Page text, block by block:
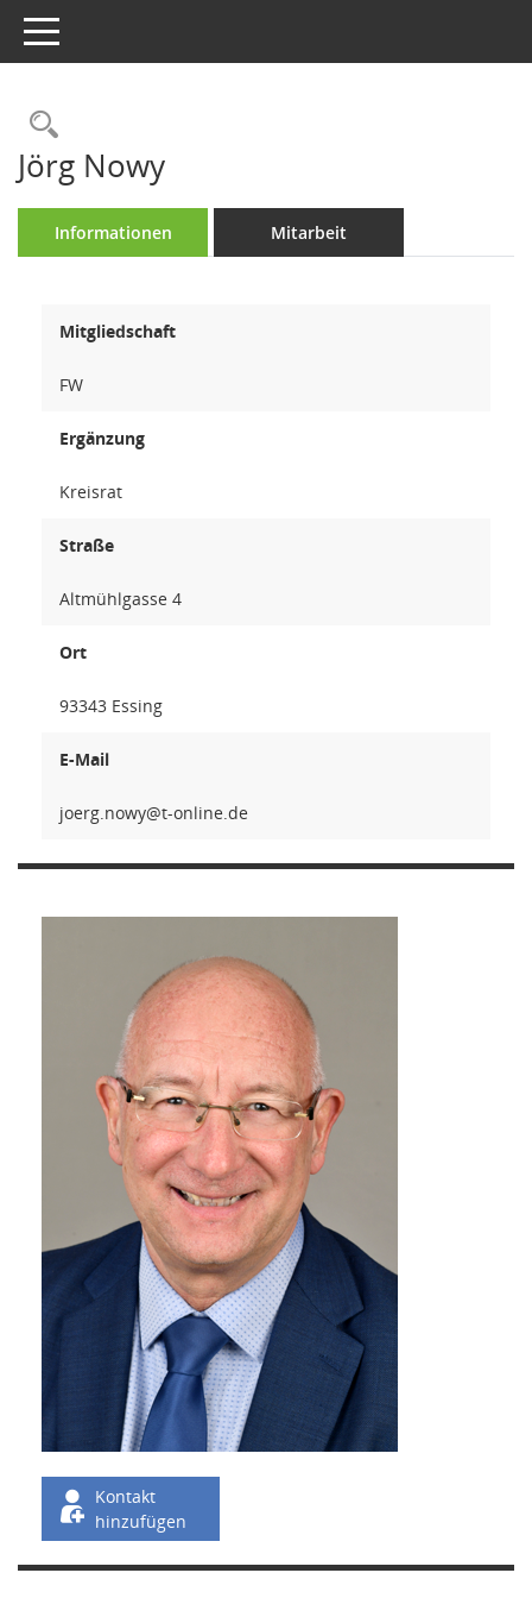
Toggle navigation
Rechercheauswahl
Jörg Nowy
Informationen Mitarbeit
Mitgliedschaft
FW
Ergänzung
Kreisrat
Straße
Altmühlgasse 4
Ort
93343 Essing
E-Mail
ywon.
Kontakt
hinzufügen